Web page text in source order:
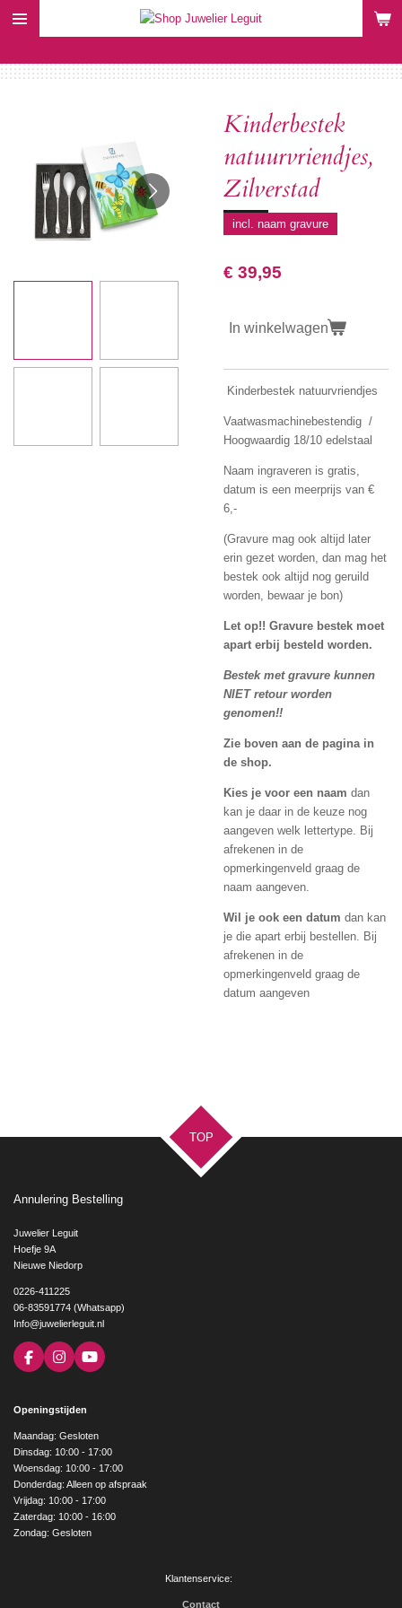
Ga
de
Kinderbestek
natuurvriendjes,
Zilverstad
incl. naam gravure
€ 39,95
In winkelwagen
Kinderbestek natuurvriendjes
Vaatwasmachinebestendig /
Hoogwaardig 18/10 edelstaal
Naam ingraveren is gratis,
datum is een meerprijs van €
6,-
(Gravure mag ook altijd later
erin gezet worden, dan mag het
bestek ook altijd nog geruild
worden, bewaar je bon)
Let op!! Gravure bestek moet
apart erbij besteld worden.
Bestek met gravure kunnen
NIET retour worden
genomen!!
Zie boven aan de pagina in
de shop.
Kies je voor een naam dan
kan je daar in de keuze nog
aangeven welk lettertype. Bij
afrekenen in de
opmerkingenveld graag de
naam aangeven.
Wil je ook een datum dan kan
je die apart erbij bestellen. Bij
afrekenen in de
opmerkingenveld graag de
datum aangeven
TOP
Annulering Bestelling
Juwelier Leguit
Hoefje 9A
Nieuwe Niedorp
0226-411225
06-83591774 (Whatsapp)
Info@juwelierleguit.nl
F
a
b
o
k
I
n
a
g
r
a
m
Y
o
e
Openingstijden
Maandag: Gesloten
Dinsdag: 10:00 - 17:00
Woensdag: 10:00 - 17:00
Donderdag: Alleen op afspraak
Vrijdag: 10:00 - 17:00
Zaterdag: 10:00 - 16:00
Zondag: Gesloten
Klantenservice:
Contact